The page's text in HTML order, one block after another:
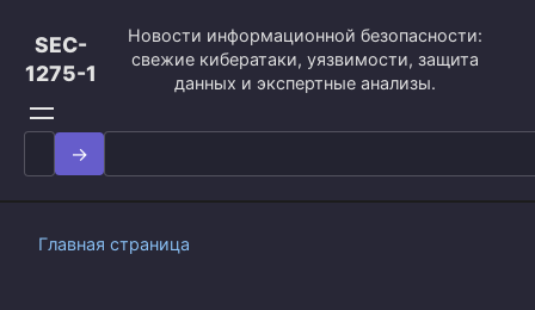
контенту
SEC-
1275-1
Новости информационной безопасности:
свежие кибератаки, уязвимости, защита
данных и экспертные анализы.
Search
for:
Главная страница